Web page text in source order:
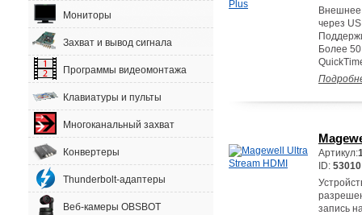
Мониторы
Захват и вывод сигнала
Программы видеомонтажа
Клавиатуры и пульты
Многоканальный захват
Конвертеры
Thunderbolt-адаптеры
Веб-камеры OBSBOT
Внешнее
через
Более
Артикул:
ID: 53010
запись